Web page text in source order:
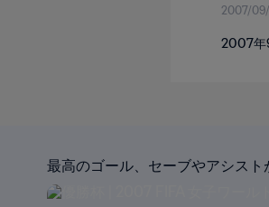
2007/
2007年
最高のゴール、セーブやアシスト